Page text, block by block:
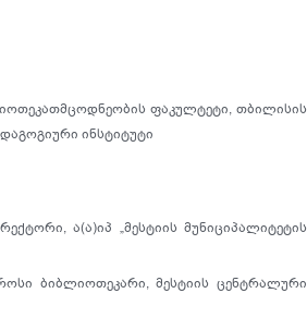
ფაკულტეტი, თბილისის
ინსტიტუტი
ა(ა)იპ „მესტიის მუნიციპალიტეტის
ბიბლიოთეკარი, მესტიის ცენტრალური